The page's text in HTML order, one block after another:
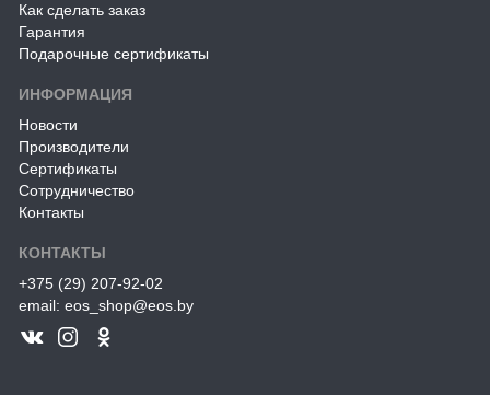
Как сделать заказ
Гарантия
Подарочные сертификаты
ИНФОРМАЦИЯ
Новости
Производители
Сертификаты
Сотрудничество
Контакты
КОНТАКТЫ
+375 (29) 207-92-02
email: eos_shop@eos.by